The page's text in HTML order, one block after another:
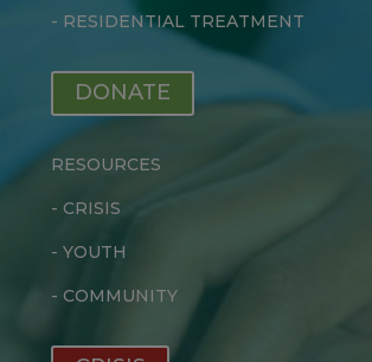
- RESIDENTIAL TREATMENT
DONATE
RESOURCES
- CRISIS
-YOUTH
- COMMUNITY